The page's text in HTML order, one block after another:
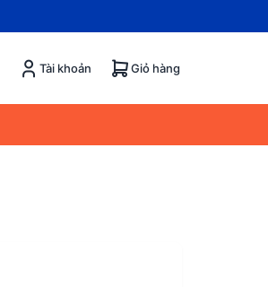
Tài khoản Giỏ hàng